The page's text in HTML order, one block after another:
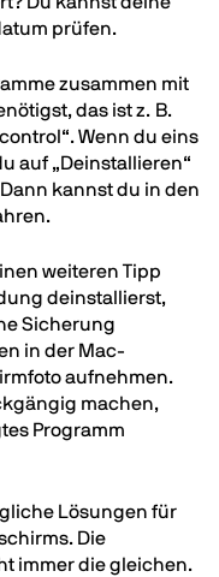
prüfen.
zusammen mit
das ist z. B.
Wenn du eins
auf „Deinstallieren“
kannst du in den
weiteren Tipp
deinstallierst,
Sicherung
in der Mac-
aufnehmen.
machen,
Programm
Lösungen für
Die
immer die gleichen.